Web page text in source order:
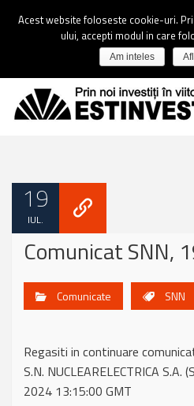
19
IUL.
Comunicat SNN,
Comunicate SNN
Regasiti in continuare
S.N. NUCLEARELECTRICA S.A.
2024 13:15:00 GMT
Acest website foloseste cookie-uri.
ului, accepti modul in care
Am inteles